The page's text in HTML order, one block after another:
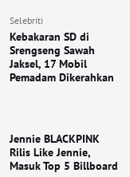
Selebriti
Kebakaran SD di
Srengseng Sawah
Jaksel, 17 Mobil
Pemadam Dikerahkan
Jennie BLACKPINK
Rilis Like Jennie,
Masuk Top 5 Billboard